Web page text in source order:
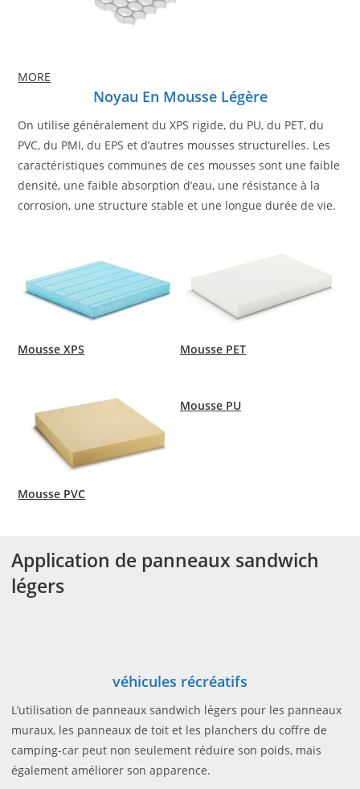
MORE
Noyau En Mousse Légère
On utilise généralement du XPS rigide, du PU, du PET, du
PVC, du PMI, du EPS et d’autres mousses structurelles. Les
caractéristiques communes de ces mousses sont une faible
densité, une faible absorption d’eau, une résistance à la
corrosion, une structure stable et une longue durée de vie.
Mousse XPS Mousse PET
Mousse PVC
Mousse PU
Application de panneaux sandwich
légers
véhicules récréatifs
L’utilisation de panneaux sandwich légers pour les panneaux
muraux, les panneaux de toit et les planchers du coffre de
camping-car peut non seulement réduire son poids, mais
également améliorer son apparence.